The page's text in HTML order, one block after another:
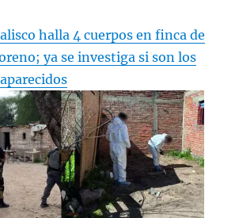
halla 4 cuerpos en finca de
ya se investiga si son los